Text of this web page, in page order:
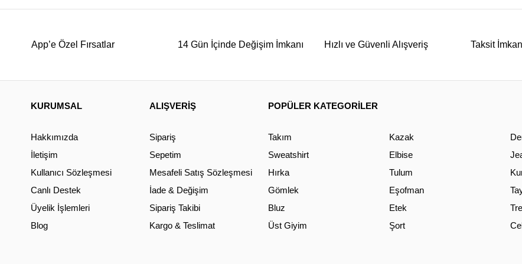
App’e Özel Fırsatlar 14 Gün İçinde Değişim İmkanı Hızlı ve Güvenli Alışveriş Taksit
KURUMSAL
Hakkımızda
İletişim
Kullanıcı Sözleşmesi
Canlı Destek
Üyelik İşlemleri
Blog
ALIŞVERİŞ
Sipariş
Sepetim
Mesafeli Satış Sözleşmesi
İade & Değişim
Sipariş Takibi
Kargo & Teslimat
POPÜLER KATEGORİLER
Takım
Sweatshirt
Hırka
Gömlek
Bluz
Üst Giyim
Kazak
Elbise
Tulum
Eşofman
Etek
Şort